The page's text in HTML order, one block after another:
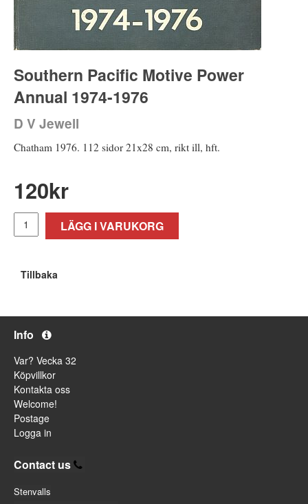
Southern Pacific Motive Power
Annual 1974-1976
D V Jewell
Chatham 1976. 112 sidor 21x28 cm, rikt ill, hft.
120kr
LÄGG I VARUKORG
Tillbaka
Info
Var? Vecka 32
Köpvillkor
Kontakta oss
Welcome!
Postage
Logga in
Contact us
Stenvalls